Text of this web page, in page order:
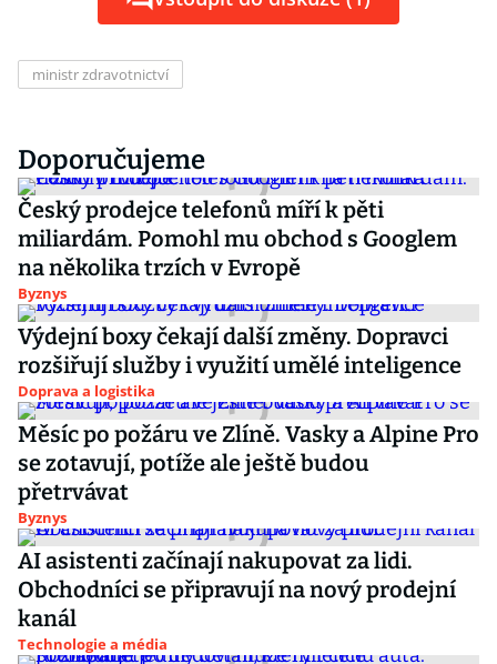
ministr zdravotnictví
Doporučujeme
Český prodejce telefonů míří k pěti
miliardám. Pomohl mu obchod s Googlem
na několika trzích v Evropě
Byznys
Výdejní boxy čekají další změny. Dopravci
rozšiřují služby i využití umělé inteligence
Doprava a logistika
Měsíc po požáru ve Zlíně. Vasky a Alpine Pro
se zotavují, potíže ale ještě budou
přetrvávat
Byznys
AI asistenti začínají nakupovat za lidi.
Obchodníci se připravují na nový prodejní
kanál
Technologie a média